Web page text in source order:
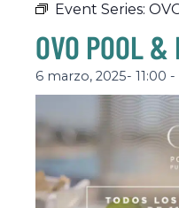
Event Series:
OVO POOL &
6 marzo, 2025- 11:00 -